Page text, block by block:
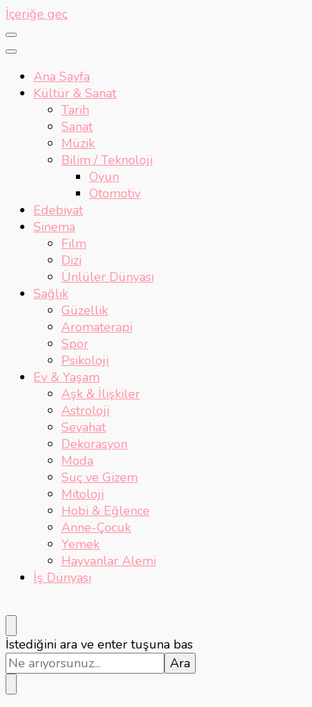
İçeriğe geç
Ana Sayfa
Kültür & Sanat
Tarih
Sanat
Müzik
Bilim / Teknoloji
Oyun
Otomotiv
Edebiyat
Sinema
Film
Dizi
Ünlüler Dünyası
Sağlık
Güzellik
Aromaterapi
Spor
Psikoloji
Ev & Yaşam
Aşk & İlişkiler
Astroloji
Seyahat
Dekorasyon
Moda
Suç ve Gizem
Mitoloji
Hobi & Eğlence
Anne-Çocuk
Yemek
Hayvanlar Alemi
İş Dünyası
Bir
şey
mi
arıyorsunuz?
İstediğini ara ve enter tuşuna bas